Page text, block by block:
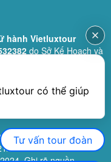
hành Vietluxtour
do Sở Kế Hoạch và
(sửa đổi bổ sung
79-1111/2019/TCDL-GP
lịch quốc gia Việt Nam)
sung lần 3 ngày
ô tô:11924do Sở Giao
02/2023.
có thể giúp
Tư vấn tour đoàn